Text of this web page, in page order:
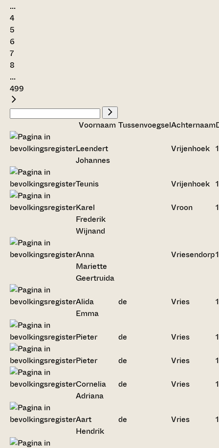
...
4
5
6
7
8
...
499
Voornaam TussenvoegselAchternaam
Leendert
Johannes
Vrijenhoek
Teunis Vrijenhoek
Karel
Frederik
Wijnand
Vroon
Anna
Mariette
Geertruida
Vriesendorp
Alida
Emma
de Vries
Pieter de Vries
Pieter de Vries
Cornelia
Adriana
de Vries
Aart
Hendrik
de Vries